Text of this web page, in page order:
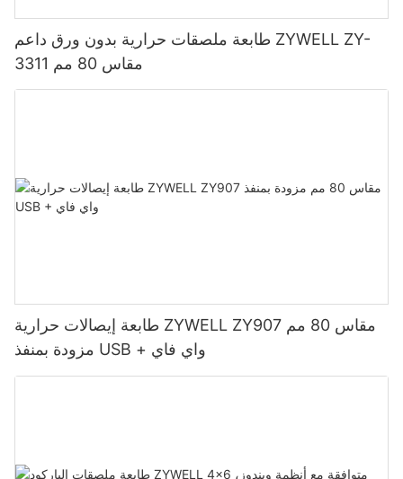
طابعة ملصقات حرارية بدون ورق داعم ZYWELL ZY-
3311 مقاس 80 مم
طابعة إيصالات حرارية ZYWELL ZY907 مقاس 80 مم
مزودة بمنفذ USB + واي فاي